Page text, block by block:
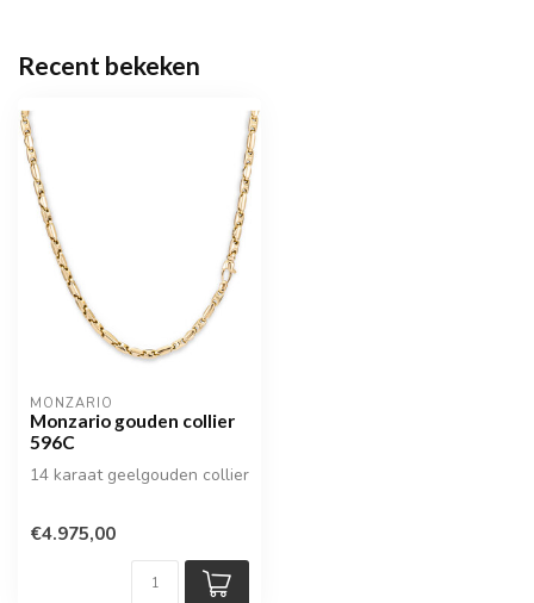
Recent bekeken
MONZARIO
Monzario gouden collier
596C
14 karaat geelgouden collier
€4.975,00